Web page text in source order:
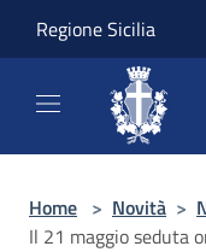
Regione Sicilia
Home > Novità >
Il 21 maggio seduta